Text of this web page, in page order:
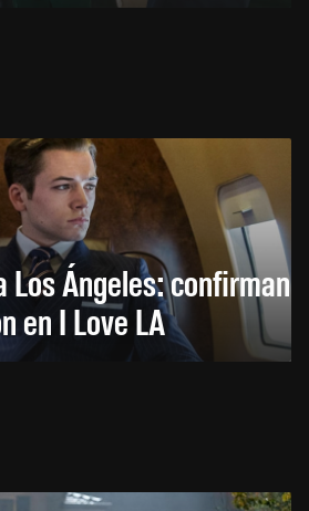
Los Ángeles: confirman
en I Love LA